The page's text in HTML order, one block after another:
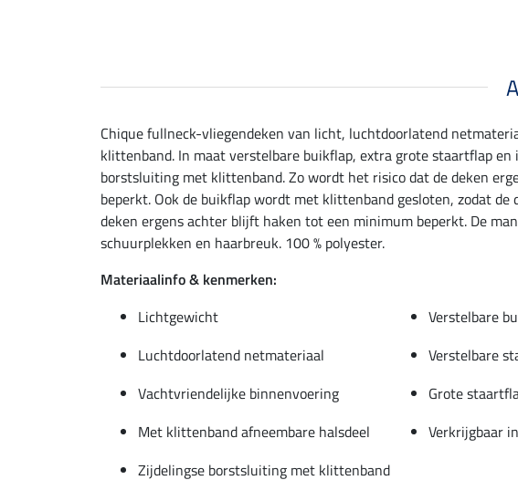
Chique fullneck-vliegendeken van licht, luchtdoorlatend
klittenband. In maat verstelbare buikflap, extra grote staartflap
borstsluiting met klittenband. Zo wordt het risico dat de deken
beperkt. Ook de buikflap wordt met klittenband gesloten, zodat
deken ergens achter blijft haken tot een minimum beperkt. De
schuurplekken en haarbreuk. 100 % polyester.
Materiaalinfo & kenmerken:
Lichtgewicht
Verstelbare
Luchtdoorlatend netmateriaal
Verstelbare
Vachtvriendelijke binnenvoering
Grote
Met klittenband afneembare halsdeel
Verkrijgbaar
Zijdelingse borstsluiting met klittenband